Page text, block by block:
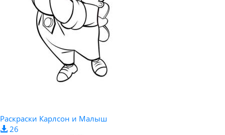
Раскраски Карлсон и Малыш
26